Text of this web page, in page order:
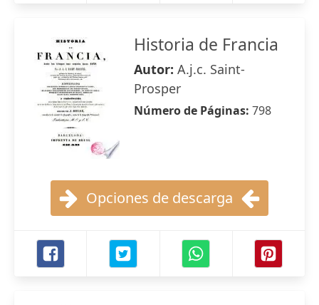
Historia de Francia
Autor: A.j.c. Saint-
Prosper
Número de Páginas: 798
Opciones de descarga